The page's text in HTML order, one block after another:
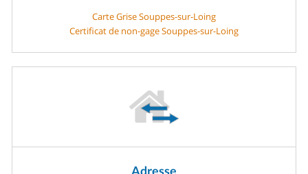
Carte Grise Souppes-sur-Loing
Certificat de non-gage Souppes-sur-Loing
Adresse